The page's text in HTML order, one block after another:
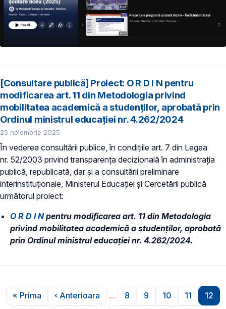
[Consultare publică] Proiect: O R D I N pentru
modificarea art. 11 din Metodologia privind
mobilitatea academică a studenților, aprobată prin
Ordinul ministrul educației nr. 4.262/2024
25 noiembrie 2025
În vederea consultării publice, în condiţiile art. 7 din Legea
nr. 52/2003 privind transparenţa decizională în administraţia
publică, republicată, dar și a consultării preliminare
interinstituționale, Ministerul Educaţiei și Cercetării publică
următorul proiect:
O R D I Npentru modificarea art. 11 din Metodologia
privind mobilitatea academică a studenților, aprobată
prin Ordinul ministrul educației nr. 4.262/2024.
Paginare
Prima pagină
« Prima
Pagina anterioară
‹ Anterioara …
Pagina
8
Pagina
9
Pagina
10
Pagina
11 12